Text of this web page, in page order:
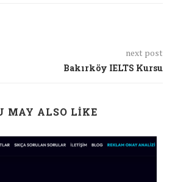
next post
Bakırköy IELTS Kursu
MAY ALSO LIKE